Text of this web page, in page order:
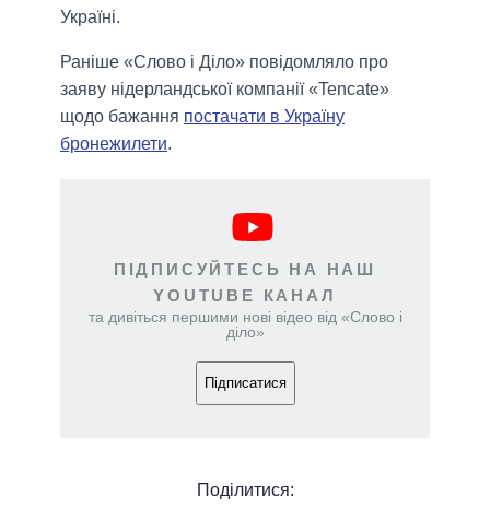
Україні.
Раніше «Слово і Діло» повідомляло про
заяву нідерландської компанії «Tencate»
щодо бажання постачати в Україну
бронежилети.
ПІДПИСУЙТЕСЬ НА НАШ
YOUTUBE КАНАЛ
та дивіться першими нові відео від «Слово і
діло»
Підписатися
Поділитися: